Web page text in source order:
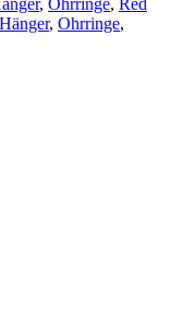
, Ohrringe, Red
Hänger, Ohrringe,